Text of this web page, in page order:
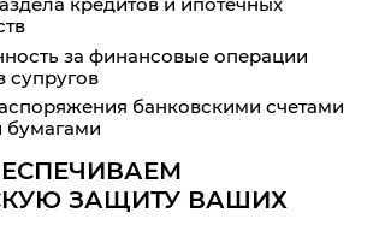
кредитов и ипотечных
за финансовые операции
супругов
банковскими счетами
ЗАЩИТУ ВАШИХ